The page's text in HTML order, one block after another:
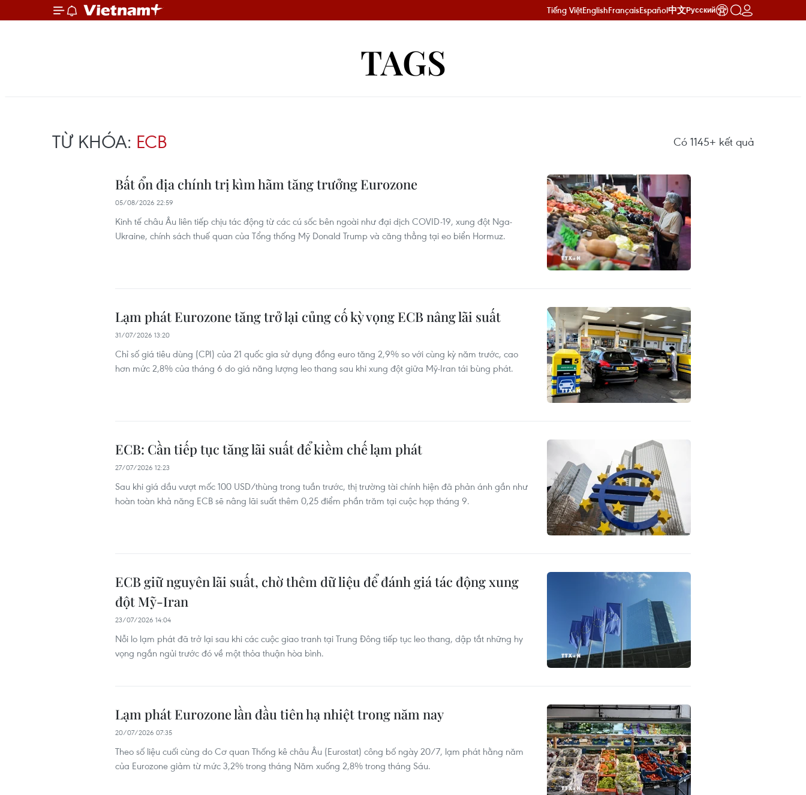
Tiếng ViệtEnglishFrançaisEspañol中文Русский
TAGS
TỪ KHÓA: ECB Có 1145+ kết quả
Bất ổn địa chính trị kìm hãm tăng trưởng Eurozone
05/08/2026 22:59
Kinh tế châu Âu liên tiếp chịu tác động từ các cú sốc bên ngoài như đại dịch COVID-19, xung đột Nga-
Ukraine, chính sách thuế quan của Tổng thống Mỹ Donald Trump và căng thẳng tại eo biển Hormuz.
Lạm phát Eurozone tăng trở lại củng cố kỳ vọng ECB nâng lãi suất
31/07/2026 13:20
Chỉ số giá tiêu dùng (CPI) của 21 quốc gia sử dụng đồng euro tăng 2,9% so với cùng kỳ năm trước, cao
hơn mức 2,8% của tháng 6 do giá năng lượng leo thang sau khi xung đột giữa Mỹ-Iran tái bùng phát.
ECB: Cần tiếp tục tăng lãi suất để kiềm chế lạm phát
27/07/2026 12:23
Sau khi giá dầu vượt mốc 100 USD/thùng trong tuần trước, thị trường tài chính hiện đã phản ánh gần như
hoàn toàn khả năng ECB sẽ nâng lãi suất thêm 0,25 điểm phần trăm tại cuộc họp tháng 9.
ECB giữ nguyên lãi suất, chờ thêm dữ liệu để đánh giá tác động xung
đột Mỹ-Iran
23/07/2026 14:04
Nỗi lo lạm phát đã trở lại sau khi các cuộc giao tranh tại Trung Đông tiếp tục leo thang, dập tắt những hy
vọng ngắn ngủi trước đó về một thỏa thuận hòa bình.
Lạm phát Eurozone lần đầu tiên hạ nhiệt trong năm nay
20/07/2026 07:35
Theo số liệu cuối cùng do Cơ quan Thống kê châu Âu (Eurostat) công bố ngày 20/7, lạm phát hằng năm
của Eurozone giảm từ mức 3,2% trong tháng Năm xuống 2,8% trong tháng Sáu.